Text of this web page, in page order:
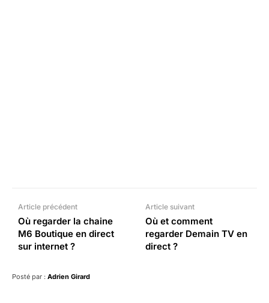
Article précédent
Où regarder la chaine
M6 Boutique en direct
sur internet ?
Article suivant
Où et comment
regarder Demain TV en
direct ?
Posté par : Adrien Girard